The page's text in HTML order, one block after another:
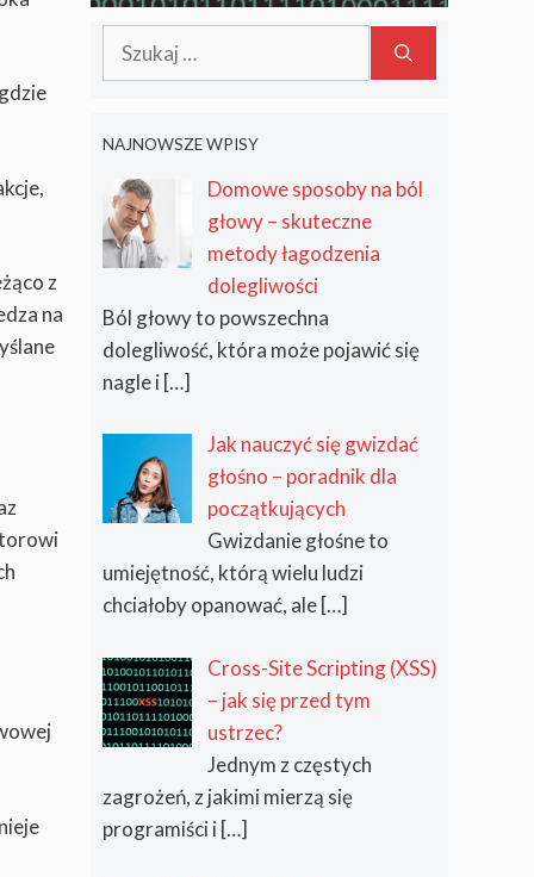
z
na
ustrzec?
Szukaj:
NAJNOWSZE WPISY
Domowe sposoby na ból
głowy – skuteczne
metody łagodzenia
dolegliwości
Ból głowy to powszechna
dolegliwość, która może pojawić się
nagle i[…]
Jak nauczyć się gwizdać
głośno – poradnik dla
początkujących
Gwizdanie głośne to
umiejętność, którą wielu ludzi
chciałoby opanować, ale […]
Cross-Site Scripting (XSS)
– jak się przed tym
ustrzec?
Jednym z częstych
zagrożeń, z jakimi mierzą się
programiści i[…]